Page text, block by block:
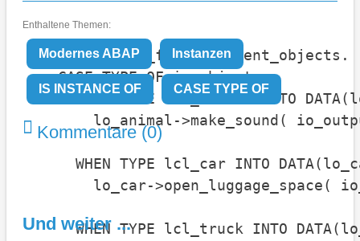
METHOD react_for_different_objects.
CASE TYPE OF io_object.
WHEN TYPE lif_animal INTO
lo_animal->make_sound(
WHEN TYPE lcl_car INTO
lo_car->open_luggage_space(
WHEN TYPE lcl_truck INTO
Enthaltene Themen:
Modernes ABAP Instanzen
IS INSTANCE OF CASE TYPE OF
Kommentare (0)
Und weiter ...